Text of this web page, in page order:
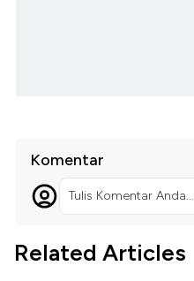
Komentar
Tulis Komentar Anda...
Related Articles